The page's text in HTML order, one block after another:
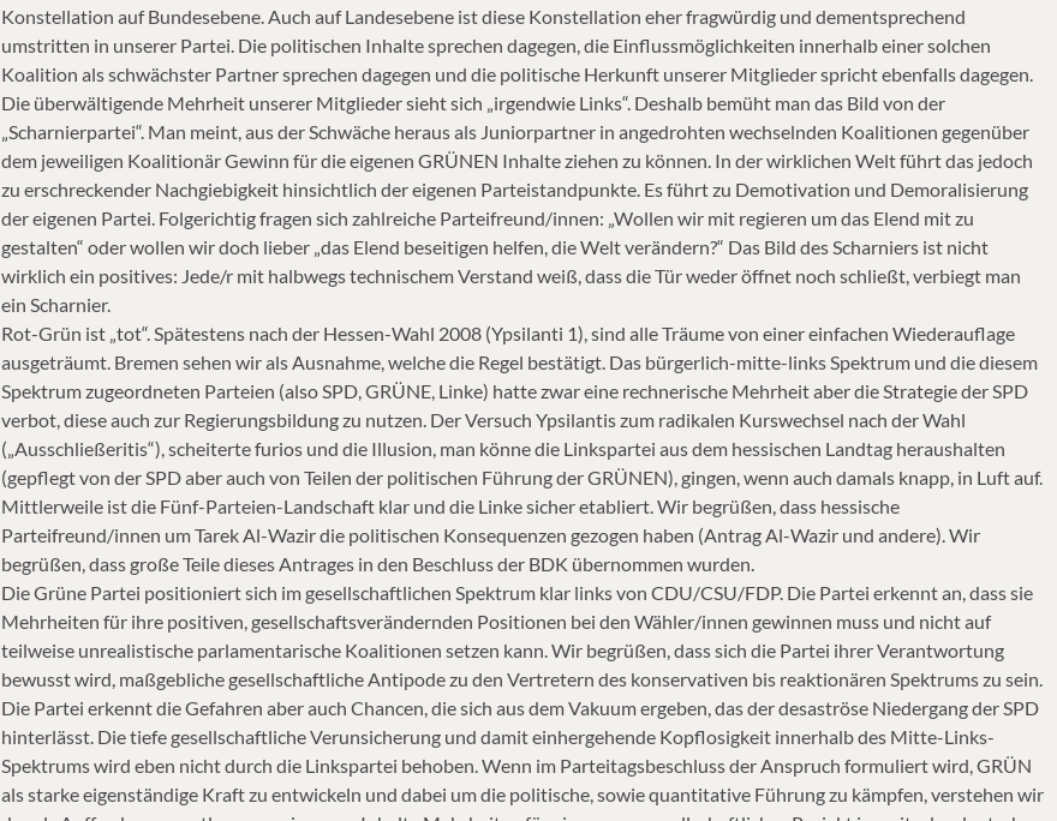
Konstellation auf Bundesebene. Auch auf Landesebene ist diese Konstellation eher fragwürdig und dementsprechend
umstritten in unserer Partei. Die politischen Inhalte sprechen dagegen, die Einflussmöglichkeiten innerhalb einer solchen
Koalition als schwächster Partner sprechen dagegen und die politische Herkunft unserer Mitglieder spricht ebenfalls dagegen.
Die überwältigende Mehrheit unserer Mitglieder sieht sich „irgendwie Links“. Deshalb bemüht man das Bild von der
„Scharnierpartei“. Man meint, aus der Schwäche heraus als Juniorpartner in angedrohten wechselnden Koalitionen gegenüber
dem jeweiligen Koalitionär Gewinn für die eigenen GRÜNEN Inhalte ziehen zu können. In der wirklichen Welt führt das jedoch
zu erschreckender Nachgiebigkeit hinsichtlich der eigenen Parteistandpunkte. Es führt zu Demotivation und Demoralisierung
der eigenen Partei. Folgerichtig fragen sich zahlreiche Parteifreund/innen: „Wollen wir mit regieren um das Elend mit zu
gestalten“ oder wollen wir doch lieber „das Elend beseitigen helfen, die Welt verändern?“ Das Bild des Scharniers ist nicht
wirklich ein positives: Jede/r mit halbwegs technischem Verstand weiß, dass die Tür weder öffnet noch schließt, verbiegt man
ein Scharnier.
Rot-Grün ist „tot“. Spätestens nach der Hessen-Wahl 2008 (Ypsilanti 1), sind alle Träume von einer einfachen Wiederauflage
ausgeträumt. Bremen sehen wir als Ausnahme, welche die Regel bestätigt. Das bürgerlich-mitte-links Spektrum und die diesem
Spektrum zugeordneten Parteien (also SPD, GRÜNE, Linke) hatte zwar eine rechnerische Mehrheit aber die Strategie der SPD
verbot, diese auch zur Regierungsbildung zu nutzen. Der Versuch Ypsilantis zum radikalen Kurswechsel nach der Wahl
(„Ausschließeritis“), scheiterte furios und die Illusion, man könne die Linkspartei aus dem hessischen Landtag heraushalten
(gepflegt von der SPD aber auch von Teilen der politischen Führung der GRÜNEN), gingen, wenn auch damals knapp, in Luft auf.
Mittlerweile ist die Fünf-Parteien-Landschaft klar und die Linke sicher etabliert. Wir begrüßen, dass hessische
Parteifreund/innen um Tarek Al-Wazir die politischen Konsequenzen gezogen haben (Antrag Al-Wazir und andere). Wir
begrüßen, dass große Teile dieses Antrages in den Beschluss der BDK übernommen wurden.
Die Grüne Partei positioniert sich im gesellschaftlichen Spektrum klar links von CDU/CSU/FDP. Die Partei erkennt an, dass sie
Mehrheiten für ihre positiven, gesellschaftsverändernden Positionen bei den Wähler/innen gewinnen muss und nicht auf
teilweise unrealistische parlamentarische Koalitionen setzen kann. Wir begrüßen, dass sich die Partei ihrer Verantwortung
bewusst wird, maßgebliche gesellschaftliche Antipode zu den Vertretern des konservativen bis reaktionären Spektrums zu sein.
Die Partei erkennt die Gefahren aber auch Chancen, die sich aus dem Vakuum ergeben, das der desaströse Niedergang der SPD
hinterlässt. Die tiefe gesellschaftliche Verunsicherung und damit einhergehende Kopflosigkeit innerhalb des Mitte-Links-
Spektrums wird eben nicht durch die Linkspartei behoben. Wenn im Parteitagsbeschluss der Anspruch formuliert wird, GRÜN
als starke eigenständige Kraft zu entwickeln und dabei um die politische, sowie quantitative Führung zu kämpfen, verstehen wir